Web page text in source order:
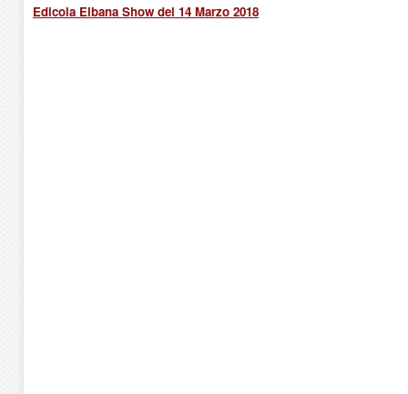
Edicola Elbana Show del 14 Marzo 2018